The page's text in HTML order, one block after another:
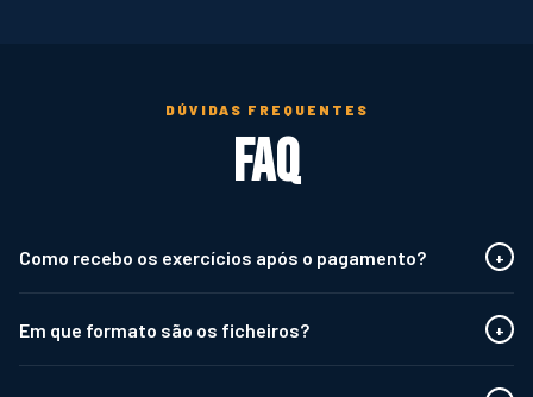
DÚVIDAS FREQUENTES
FAQ
Como recebo os exercícios após o pagamento? +
com o link de download das suas coleções. Se efetuar o pagamento
por MBWAY ou TRANSFERÊNCIA, deverá enviar o comprovativo de
Em que formato são os ficheiros? +